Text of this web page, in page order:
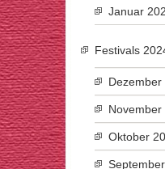
Januar
Festivals
Dezember
November
Oktober